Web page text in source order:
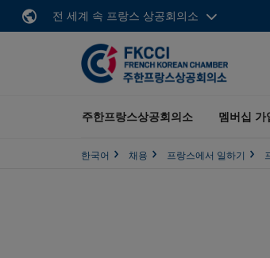
전 세계 속 프랑스 상공회의소
주한프랑스상공회의소 멤버십 가
한국어 채용 프랑스에서 일하기